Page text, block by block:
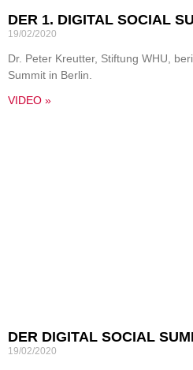
DER 1. DIGITAL SOCIAL
19/02/2020
Dr. Peter Kreutter, Stiftung WHU,
Summit in Berlin.
VIDEO »
DER DIGITAL SOCIAL
19/02/2020